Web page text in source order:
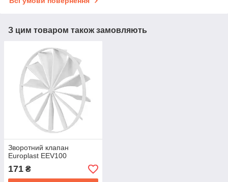
З цим товаром також замовляють
Зворотний клапан
Europlast EEV100
171 ₴